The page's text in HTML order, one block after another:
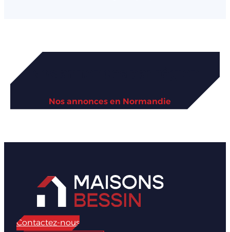
Nos annonces en Normandie
Contactez-nous